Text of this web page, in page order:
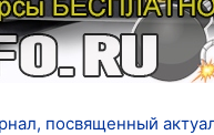
посвященный